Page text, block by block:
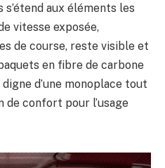
aux éléments les
vitesse exposée,
de course, reste visible et
en fibre de carbone
d’une monoplace tout
de confort pour l’usage